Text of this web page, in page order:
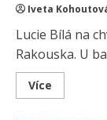
Iveta
Lucie Bílá na
Rakouska. U
Více
more